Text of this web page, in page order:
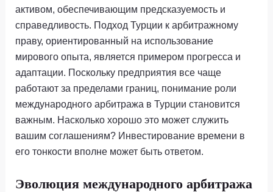
активом, обеспечивающим предсказуемость и
справедливость. Подход Турции к арбитражному
праву, ориентированный на использование
мирового опыта, является примером прогресса и
адаптации. Поскольку предприятия все чаще
работают за пределами границ, понимание роли
международного арбитража в Турции становится
важным. Насколько хорошо это может служить
вашим соглашениям? Инвестирование времени в
его тонкости вполне может быть ответом.
Эволюция международного арбитража